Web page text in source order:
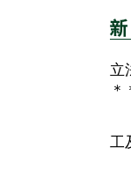
立
工